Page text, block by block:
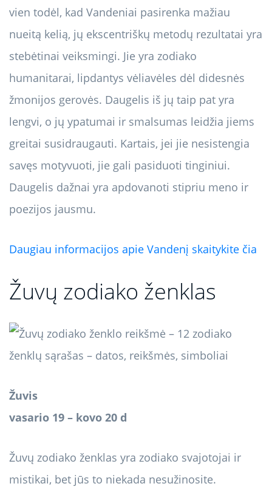
vien todėl, kad Vandeniai pasirenka mažiau
nueitą kelią, jų ekscentriškų metodų rezultatai yra
stebėtinai veiksmingi. Jie yra zodiako
humanitarai, lipdantys vėliavėles dėl didesnės
žmonijos gerovės. Daugelis iš jų taip pat yra
lengvi, o jų ypatumai ir smalsumas leidžia jiems
greitai susidraugauti. Kartais, jei jie nesistengia
savęs motyvuoti, jie gali pasiduoti tinginiui.
Daugelis dažnai yra apdovanoti stipriu meno ir
poezijos jausmu.
Daugiau informacijos apie Vandenį skaitykite čia
Žuvų zodiako ženklas
Žuvis
vasario 19 – kovo 20 d
Žuvų zodiako ženklas yra zodiako svajotojai ir
mistikai, bet jūs to niekada nesužinosite.